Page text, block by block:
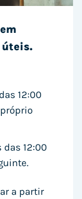
úteis.
12:00
12:00
a partir